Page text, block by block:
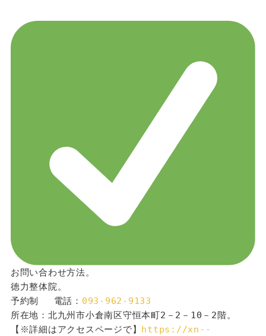
お問い合わせ方法。
徳力整体院。
予約制 　電話： 093-962-9133
所在地：北九州市小倉南区守恒本町2－2－10－2階。
【※詳細はアクセスページで】 https://xn--